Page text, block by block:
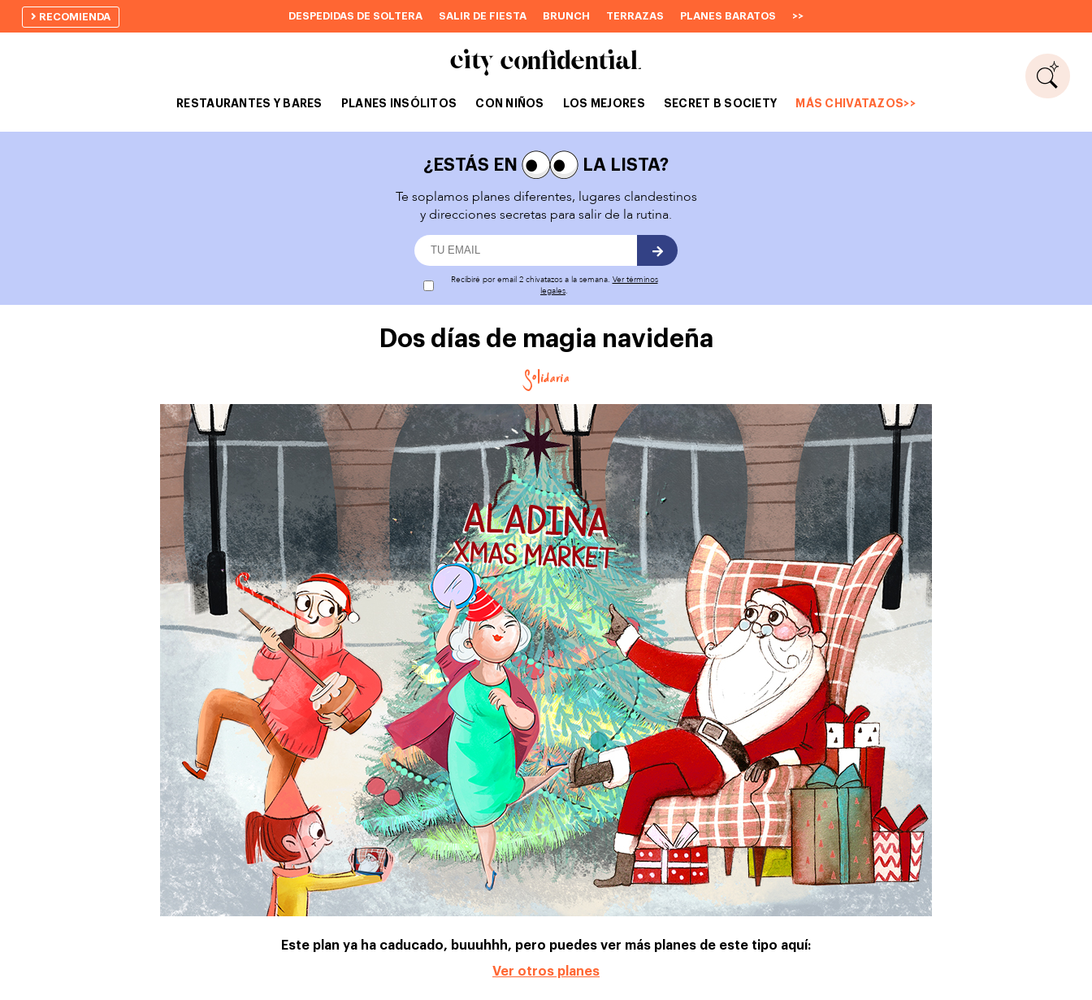
RECOMIENDA DESPEDIDAS DE SOLTERA SALIR DE FIESTA BRUNCH TERRAZAS PLANES BARATOS >>
RESTAURANTES Y BARES PLANES INSÓLITOS CON NIÑOS LOS MEJORES SECRET B SOCIETY MÁS CHIVATAZOS>>
¿ESTÁS EN
LA LISTA?
Te soplamos planes diferentes, lugares clandestinos
y direcciones secretas para salir de la rutina.
Recibiré por email 2 chivatazos a la semana. Ver términos
legales.
Dos días de magia navideña
Solidaria
Este plan ya ha caducado, buuuhhh, pero puedes ver más planes de este tipo aquí:
Ver otros planes